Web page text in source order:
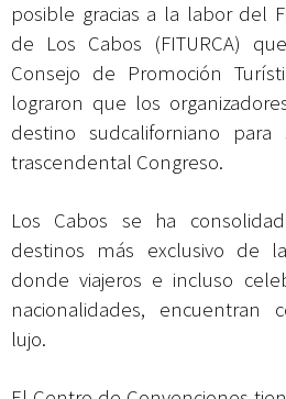
posible gracias a la labor del
de Los Cabos (FITURCA)
Consejo de Promoción
lograron que los
destino sudcaliforniano
trascendental Congreso.
Los Cabos se ha
destinos más exclusivo de
donde viajeros e incluso
nacionalidades, encuentran
lujo.